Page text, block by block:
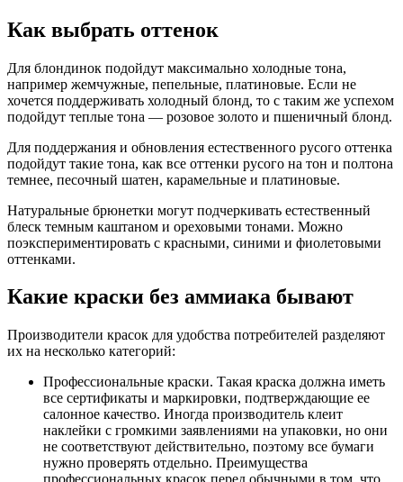
Как выбрать оттенок
Для блондинок подойдут максимально холодные тона,
например жемчужные, пепельные, платиновые. Если не
хочется поддерживать холодный блонд, то с таким же успехом
подойдут теплые тона — розовое золото и пшеничный блонд.
Для поддержания и обновления естественного русого оттенка
подойдут такие тона, как все оттенки русого на тон и полтона
темнее, песочный шатен, карамельные и платиновые.
Натуральные брюнетки могут подчеркивать естественный
блеск темным каштаном и ореховыми тонами. Можно
поэкспериментировать с красными, синими и фиолетовыми
оттенками.
Какие краски без аммиака бывают
Производители красок для удобства потребителей разделяют
их на несколько категорий:
Профессиональные краски. Такая краска должна иметь
все сертификаты и маркировки, подтверждающие ее
салонное качество. Иногда производитель клеит
наклейки с громкими заявлениями на упаковки, но они
не соответствуют действительно, поэтому все бумаги
нужно проверять отдельно. Преимущества